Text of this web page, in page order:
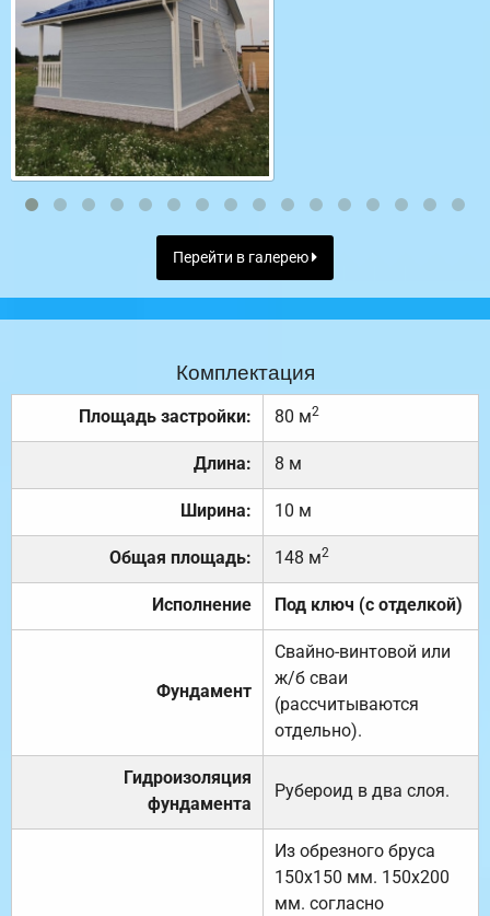
Перейти в галерею
Комплектация
Площадь застройки: 80 м2
Длина: 8 м
Ширина: 10 м
Общая площадь: 148 м2
Исполнение Под ключ (с отделкой)
Фундамент
Свайно-винтовой или
ж/б сваи
(рассчитываются
отдельно).
Гидроизоляция
фундамента
Рубероид в два слоя.
Из обрезного бруса
150х150 мм. 150х200
мм. согласно